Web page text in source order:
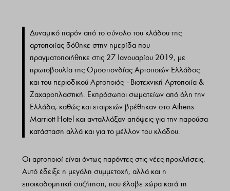
Δυναμικό παρόν από το σύνολο του κλάδου της
αρτοποιίας δόθηκε στην ημερίδα που
πραγματοποιήθηκε στις 27 Ιανουαρίου 2019, με
πρωτοβουλία της Ομοσπονδίας Αρτοποιών Ελλάδος
και του περιοδικού Αρτοποιός – Βιοτεχνική Αρτοποιία &
Ζαχαροπλαστική. Εκπρόσωποι σωματείων από όλη την
Ελλάδα, καθώς και εταιρειών βρέθηκαν στο Athens
Marriott Hotel και ανταλλάξαν απόψεις για την παρούσα
κατάσταση αλλά και για το μέλλον του κλάδου.
Οι αρτοποιοί είναι όντως παρόντες στις νέες προκλήσεις.
Αυτό έδειξε η μεγάλη συμμετοχή, αλλά και η
εποικοδομητική συζήτηση, που έλαβε χώρα κατά τη